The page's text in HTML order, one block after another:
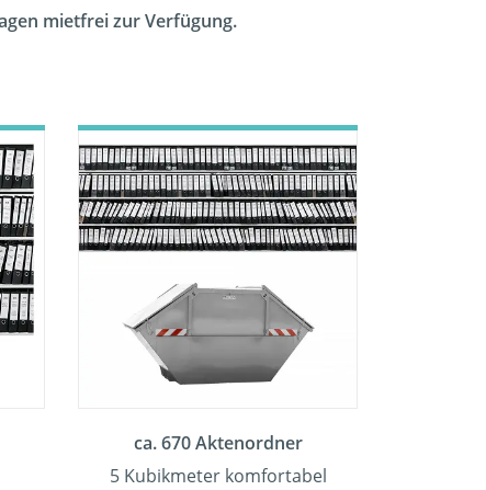
mietfrei zur Verfügung.
ca. 670 Aktenordner
5 Kubikmeter komfortabel